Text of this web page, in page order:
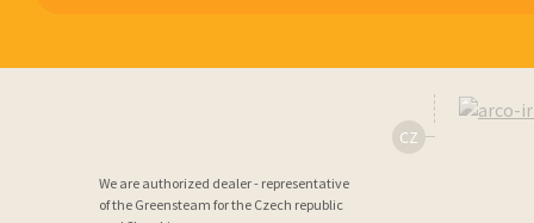
We are authorized dealer - representative
of the Greensteam for the Czech republic
CZ